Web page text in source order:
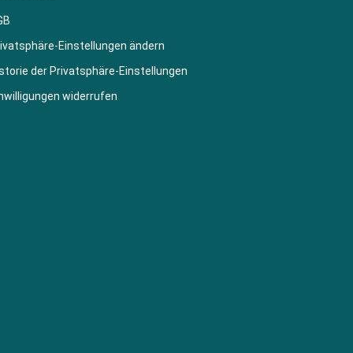
Einstellungen ändern
der Privatsphäre-Einstellungen
widerrufen